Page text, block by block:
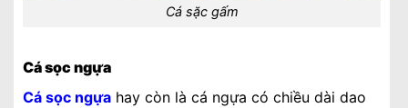
Cá sặc gấm
Cá sọc ngựa
Cá sọc ngựa hay còn là cá ngựa có chiều dài dao